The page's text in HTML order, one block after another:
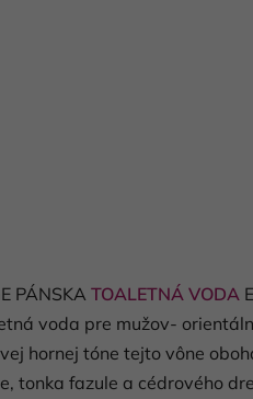
PÁNSKA TOALETNÁ VODA
voda pre mužov-
hornej tóne tejto vône
tonka fazule a cédrového